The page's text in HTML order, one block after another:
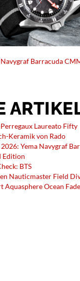
INHORGENTA
DER
Barracuda
Laureato Fifty
Keramik von Rado
Yema Navygraf
Edition
BTS
Nauticmaster Field
Aquasphere Ocean Fade